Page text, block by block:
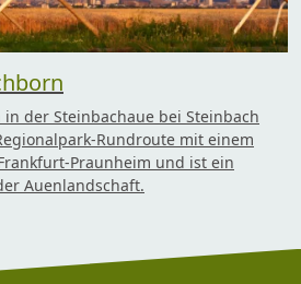
der Steinbachaue bei Steinbach
Rundroute mit einem
Praunheim und ist ein
Auenlandschaft.